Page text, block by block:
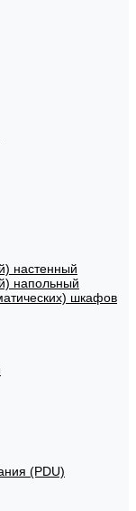
настенный
напольный
шкафов
(PDU)